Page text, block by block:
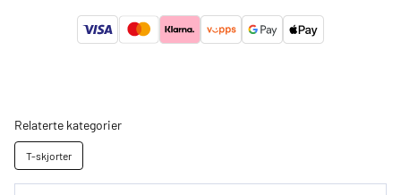
Relaterte kategorier
T-skjorter